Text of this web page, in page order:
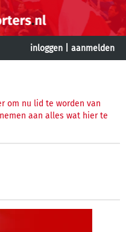
inloggen aanmelden
om nu lid te worden van
aan alles wat hier te